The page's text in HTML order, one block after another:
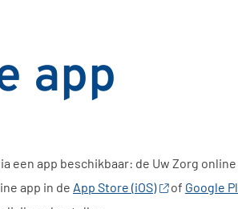
app
een app beschikbaar: de Uw Zorg online
app in de App Store (iOS) of Google